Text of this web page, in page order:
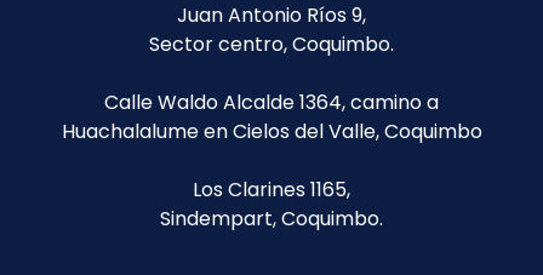
Juan Antonio Ríos 9,
Sector centro, Coquimbo.
Calle Waldo Alcalde 1364, camino a
Huachalalume en Cielos del Valle, Coquimbo
Los Clarines 1165,
Sindempart, Coquimbo.